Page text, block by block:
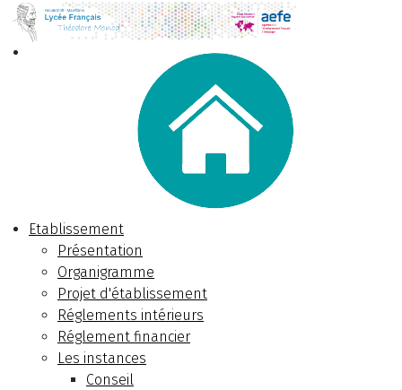
Etablissement
Présentation
Organigramme
Projet d'établissement
Réglements intérieurs
Réglement financier
Les instances
Conseil